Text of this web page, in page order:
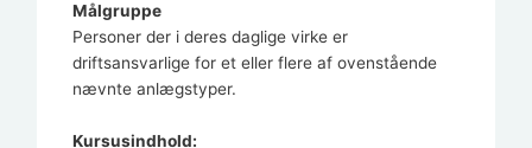
Målgruppe
Personer der i deres daglige virke er
driftsansvarlige for et eller flere af ovenstående
nævnte anlægstyper.
Kursusindhold: